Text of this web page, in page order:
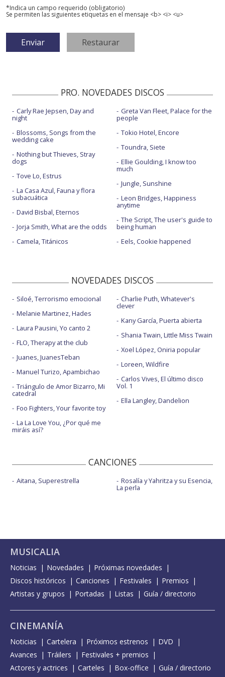
*Indica un campo requerido (obligatorio)
Se permiten las siguientes etiquetas en el mensaje <b> <i> <u>
PRO. NOVEDADES DISCOS
Carly Rae Jepsen, Day and
night
Blossoms, Songs from the
wedding cake
Nothing but Thieves, Stray
dogs
Tove Lo, Estrus
La Casa Azul, Fauna y flora
subacuática
David Bisbal, Eternos
Jorja Smith, What are the odds
Camela, Titánicos
Greta Van Fleet, Palace for the
people
Tokio Hotel, Encore
Toundra, Siete
Ellie Goulding, I know too
much
Jungle, Sunshine
Leon Bridges, Happiness
anytime
The Script, The user's guide to
being human
Eels, Cookie happened
NOVEDADES DISCOS
Siloé, Terrorismo emocional
Melanie Martinez, Hades
Laura Pausini, Yo canto 2
FLO, Therapy at the club
Juanes, JuanesTeban
Manuel Turizo, Apambichao
Triángulo de Amor Bizarro, Mi
catedral
Foo Fighters, Your favorite toy
La La Love You, ¿Por qué me
miráis así?
Charlie Puth, Whatever's
clever
Kany García, Puerta abierta
Shania Twain, Little Miss Twain
Xoel López, Oniria popular
Loreen, Wildfire
Carlos Vives, El último disco
Vol. 1
Ella Langley, Dandelion
CANCIONES
Aitana, Superestrella Rosalía y Yahritza y su Esencia,
La perla
MUSICALIA
Noticias Novedades
Próximas novedades
Discos históricos
Canciones Festivales
Premios
Artistas y grupos
Portadas Listas Guía / directorio
CINEMANÍA
Noticias Cartelera Próximos estrenos
DVD
Avances
Tráilers
Festivales + premios
Actores y actrices
Carteles Box-office Guía / directorio